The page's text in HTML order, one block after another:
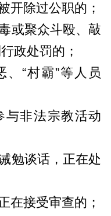
开除过公职的；
或聚众斗殴、敲
政处罚的；
“村霸”等人员
与非法宗教活动
勉谈话，正在处
在接受审查的；